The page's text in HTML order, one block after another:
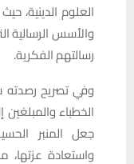
العلوم الدينية،
والأسس الرسالية
رسالتهم الفكرية.
وفي تصريح رصدته
الخطباء
جعل المنبر
واستعادة